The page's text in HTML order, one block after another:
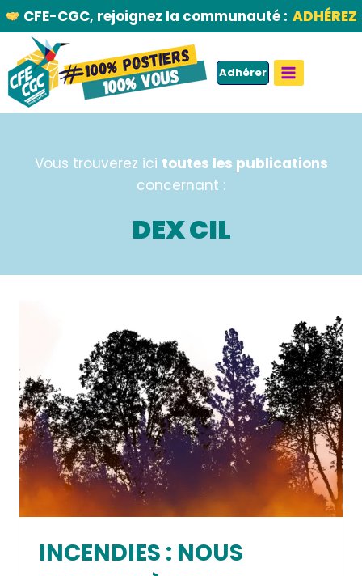
Aller
au
contenu
CFE-CGC, rejoignez la communauté : ADHÉREZ
Adhérer
Vous trouverez ici toutes les publications
concernant :
DEX CIL
INCENDIES : NOUS